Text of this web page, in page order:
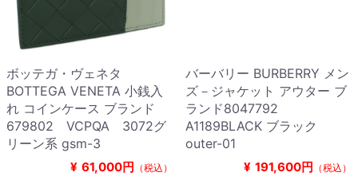
ボッテガ・ヴェネタ
BOTTEGA VENETA 小銭入
れ コインケース ブランド
679802 VCPQA 3072グ
リーン系 gsm-3
¥ 61,000円 （税込）
バーバリー BURBERRY メン
ズ－ジャケット アウター ブ
ランド8047792
A1189BLACK ブラック
outer-01
¥ 191,600円 （税込）